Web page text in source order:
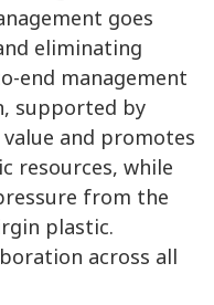
goes
eliminating
end management
supported by
and promotes
resources, while
from the
plastic.
across all